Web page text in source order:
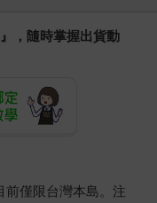
，隨時掌握出貨動
前僅限台灣本島。注